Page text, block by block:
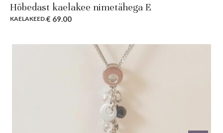
Hõbedast kaelakee nimetähega E
KAELAKEED.€ 69.00